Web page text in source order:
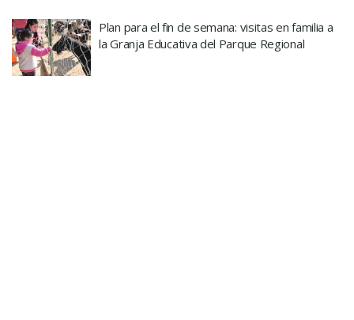
Plan para el fin de semana: visitas en familia a
la Granja Educativa del Parque Regional